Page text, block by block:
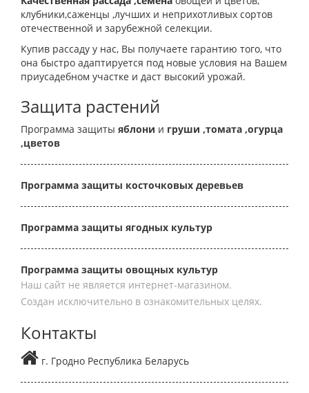
клубники,саженцы ,лучших и неприхотливых сортов
отечественной и зарубежной селекции.
Купив рассаду у нас, Вы получаете гарантию того, что
она быстро адаптируется под новые условия на Вашем
приусадебном участке и даст высокий урожай.
Защита растений
Программа защиты яблони и груши ,томата ,огурца
,цветов
Программа защиты косточковых деревьев
Программа защиты ягодных культур
Программа защиты овощных культур
Наш сайт не является интернет-магазином.
Создан исключительно в ознакомительных целях.
Контакты
г. Гродно Республика Беларусь